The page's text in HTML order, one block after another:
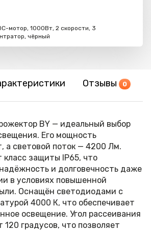
мотор, 1000Вт, 2 скорости, 3
чёрный
Отзывы 0
BY — идеальный выбор
Его мощность
а световой поток — 4200 Лм.
защиты IP65, что
и долговечность даже
в условиях повышенной
Оснащён светодиодами с
4000 К, что обеспечивает
освещение. Угол рассеивания
120 градусов, что позволяет